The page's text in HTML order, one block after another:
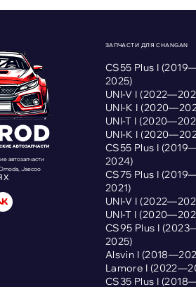
автозапчасти
Jaecoo
ЗАПЧАСТИ ДЛЯ CHANGAN
CS55 Plus I
2025)
UNI-V I
UNI-K I
UNI-T I
UNI-K I
CS55 Plus I
2024)
CS75 Plus I
2021)
UNI-V I
UNI-T I
CS95 Plus I
2025)
Alsvin I
Lamore I
CS35 Plus I